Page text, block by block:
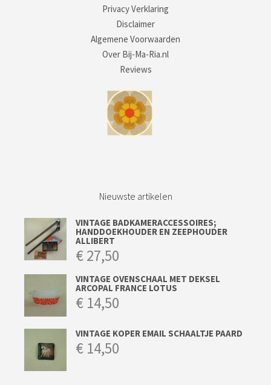
Privacy Verklaring
Disclaimer
Algemene Voorwaarden
Over Bij-Ma-Ria.nl
Reviews
Nieuwste artikelen
VINTAGE BADKAMERACCESSOIRES;
HANDDOEKHOUDER EN ZEEPHOUDER
ALLIBERT
€27,50
VINTAGE OVENSCHAAL MET DEKSEL
ARCOPAL FRANCE LOTUS
€ 14,50
VINTAGE KOPER EMAIL SCHAALTJE PAARD
€ 14,50